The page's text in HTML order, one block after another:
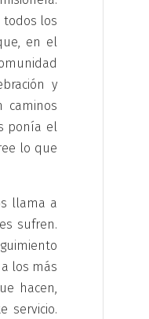
todos los
en el
y
caminos
ponía el
lo que
llama a
sufren.
los más
hacen,
servicio.